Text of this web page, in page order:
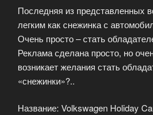
Последняя из представленных
легким как снежинка с
Очень просто – стать
Реклама сделана просто, но
возникает желания стать
«снежинки»?..
Название: Volkswagen Holiday